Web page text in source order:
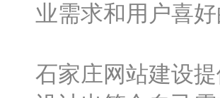
业需求和用户喜好
石家庄网站建设